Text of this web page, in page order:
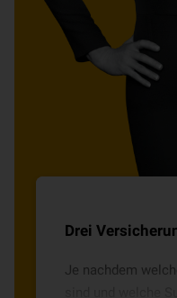
Drei
Je nachdem